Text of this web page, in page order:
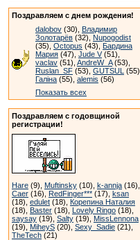
Поздравляем с днем рождения!
dalobov (30), Владимир
Золотарёв (32), Nupogodist
(35), Octopus (43), Бардина
Мария (47), Jude V(51),
vaclav (51), AndreW_A(53),
Ruslan_SF (53), GUTSUL (55),
Галіна (55), alemis (56)
Показать всех
Поздравляем с годовщиной
регистрации!
Hare (9), Muftinsky (10), k-annja (16),
Caer (16), RedFinger*** (17), ksan
(18), edulet (18), Корепина Наталия
(18), Baster (18), Lovely Ringo (18),
saysay (19), Salty (19), MissLennona
(19), MiheyS (20), Sexy_Sadie (21),
TheTech (21)